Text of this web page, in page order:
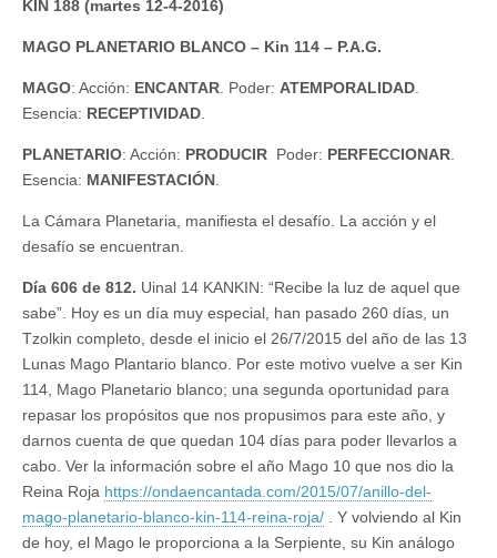
KIN 188 (martes 12-4-2016)
MAGO PLANETARIO BLANCO – Kin 114 – P.A.G.
MAGO: Acción: ENCANTAR. Poder: ATEMPORALIDAD.
Esencia: RECEPTIVIDAD.
PLANETARIO: Acción: PRODUCIR Poder: PERFECCIONAR.
Esencia: MANIFESTACIÓN.
La Cámara Planetaria, manifiesta el desafío. La acción y el
desafío se encuentran.
Día 606 de 812. Uinal 14 KANKIN: “Recibe la luz de aquel que
sabe”. Hoy es un día muy especial, han pasado 260 días, un
Tzolkin completo, desde el inicio el 26/7/2015 del año de las 13
Lunas Mago Plantario blanco. Por este motivo vuelve a ser Kin
114, Mago Planetario blanco; una segunda oportunidad para
repasar los propósitos que nos propusimos para este año, y
darnos cuenta de que quedan 104 días para poder llevarlos a
cabo. Ver la información sobre el año Mago 10 que nos dio la
Reina Roja https://ondaencantada.com/2015/07/anillo-del-
mago-planetario-blanco-kin-114-reina-roja/ . Y volviendo al Kin
de hoy, el Mago le proporciona a la Serpiente, su Kin análogo